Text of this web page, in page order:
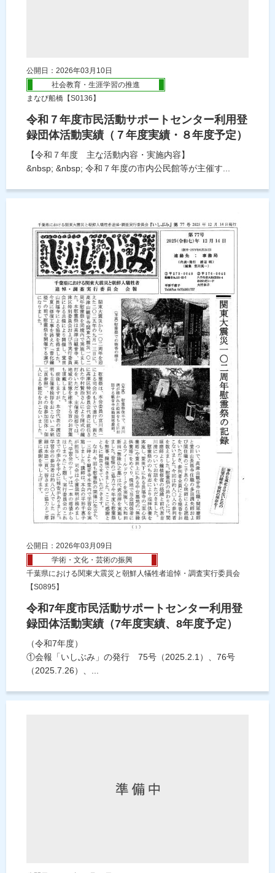
公開日：2026年03月10日
社会教育・生涯学習の推進
まなび船橋【S0136】
令和７年度市民活動サポートセンター利用登
録団体活動実績（７年度実績・８年度予定）
【令和７年度 主な活動内容・実施内容】
&nbsp; &nbsp; 令和７年度の市内公民館等が主催す...
公開日：2026年03月09日
学術・文化・芸術の振興
千葉県における関東大震災と朝鮮人犠牲者追悼・調査実行委員会
【S0895】
令和7年度市民活動サポートセンター利用登
録団体活動実績（7年度実績、8年度予定）
（令和7年度）
①会報「いしぶみ」の発行 75号（2025.2.1）、76号
（2025.7.26）、...